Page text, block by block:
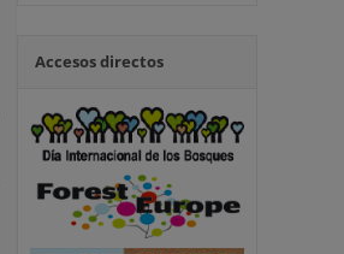
Accesos directos